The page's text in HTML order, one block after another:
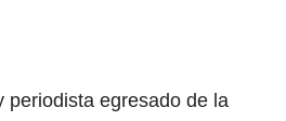
periodista egresado de la